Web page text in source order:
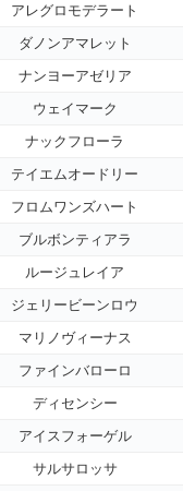
アレグロモデラート
ダノンアマレット
ナンヨーアゼリア
ウェイマーク
ナックフローラ
テイエムオードリー
フロムワンズハート
ブルボンティアラ
ルージュレイア
ジェリービーンロウ
マリノヴィーナス
ファインバローロ
ディセンシー
アイスフォーゲル
サルサロッサ